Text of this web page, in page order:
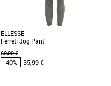
ELLESSE
Ferreti Jog Pant
60,00 €
-40% 35,99 €